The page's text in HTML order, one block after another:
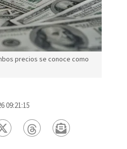
precios se conoce como
09:21:15